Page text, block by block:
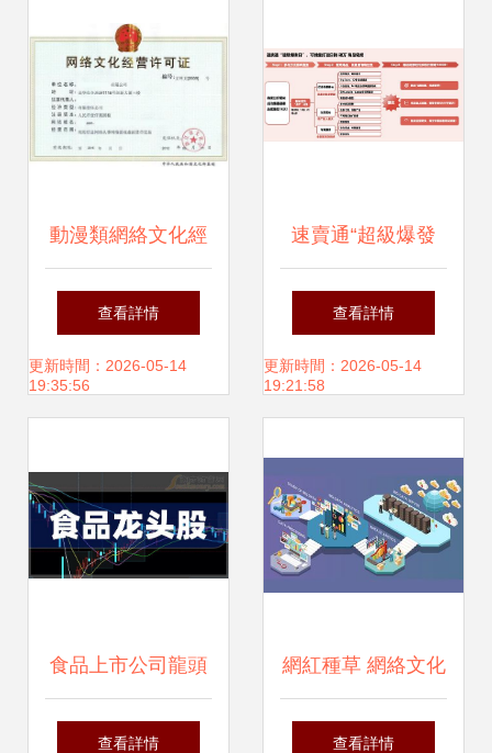
動漫類網絡文化經
營許可證辦理指南
開啟您的數字文化
查看詳情
更新時間：2026-05-14
19:35:56
速賣通“超級爆發
日”上線 助力商家
批量打造日銷過萬
絡文化經營新機遇
查看詳情
更新時間：2026-05-14
19:21:58
食品上市公司龍頭
股與概念股全景解
查看詳情
網紅種草 網絡文化
經營時代的新營銷
查看詳情